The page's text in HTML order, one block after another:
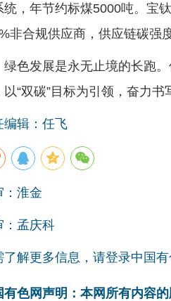
统，年节约标煤5000吨。宝
非合规供应商，供应链碳强
绿色发展是永无止境的长跑
以“双碳”目标为引领，奋力书
编辑：任飞
：淮金
：孟庆科
了解更多信息，请登录中国有
有色网声明：本网所有内容